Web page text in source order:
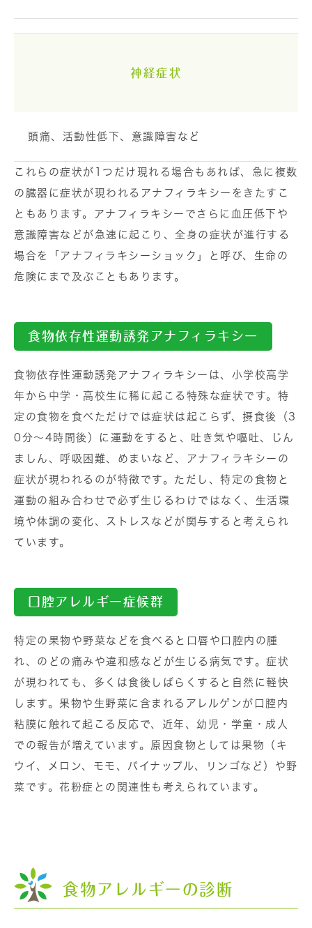
神経症状
頭痛、活動性低下、意識障害など
これらの症状が1つだけ現れる場合もあれば、急に複数
の臓器に症状が現われるアナフィラキシーをきたすこ
ともあります。アナフィラキシーでさらに血圧低下や
意識障害などが急速に起こり、全身の症状が進行する
場合を「アナフィラキシーショック」と呼び、生命の
危険にまで及ぶこともあります。
食物依存性運動誘発アナフィラキシー
食物依存性運動誘発アナフィラキシーは、小学校高学
年から中学・高校生に稀に起こる特殊な症状です。特
定の食物を食べただけでは症状は起こらず、摂食後（3
0分～4時間後）に運動をすると、吐き気や嘔吐、じん
ましん、呼吸困難、めまいなど、アナフィラキシーの
症状が現われるのが特徴です。ただし、特定の食物と
運動の組み合わせで必ず生じるわけではなく、生活環
境や体調の変化、ストレスなどが関与すると考えられ
ています。
口腔アレルギー症候群
特定の果物や野菜などを食べると口唇や口腔内の腫
れ、のどの痛みや違和感などが生じる病気です。症状
が現われても、多くは食後しばらくすると自然に軽快
します。果物や生野菜に含まれるアレルゲンが口腔内
粘膜に触れて起こる反応で、近年、幼児・学童・成人
での報告が増えています。原因食物としては果物（キ
ウイ、メロン、モモ、パイナップル、リンゴなど）や野
菜です。花粉症との関連性も考えられています。
食物アレルギーの診断